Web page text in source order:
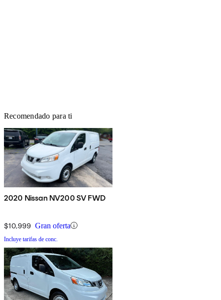
Recomendado para ti
2020 Nissan NV200 SV FWD
$10,999 Gran oferta
Incluye tarifas de conc.